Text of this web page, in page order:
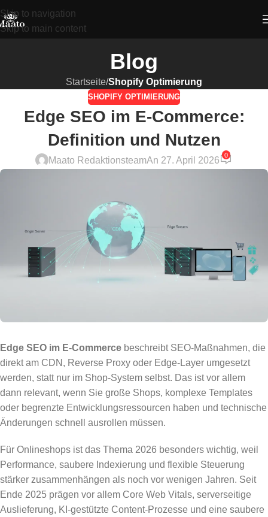
Skip to navigation
Skip to main content
Blog
Startseite/Shopify Optimierung
SHOPIFY OPTIMIERUNG
Edge SEO im E-Commerce:
Definition und Nutzen
Maato RedaktionsteamAn 27. April 2026
0
Edge SEO im E-Commerce beschreibt SEO-Maßnahmen, die
direkt am CDN, Reverse Proxy oder Edge-Layer umgesetzt
werden, statt nur im Shop-System selbst. Das ist vor allem
dann relevant, wenn Sie große Shops, komplexe Templates
oder begrenzte Entwicklungsressourcen haben und technische
Änderungen schnell ausrollen müssen.
Für Onlineshops ist das Thema 2026 besonders wichtig, weil
Performance, saubere Indexierung und flexible Steuerung
stärker zusammenhängen als noch vor wenigen Jahren. Seit
Ende 2025 prägen vor allem Core Web Vitals, serverseitige
Auslieferung, KI-gestützte Content-Prozesse und eine saubere